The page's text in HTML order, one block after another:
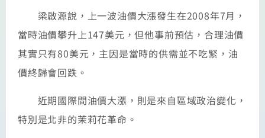
梁啟源說，上一波油價大漲發生在2008年7月，
當時油價攀升上147美元，但他事前預估，合理油價
其實只有80美元，主因是當時的供需並不吃緊，油
價終歸會回跌。
近期國際間油價大漲，則是來自區域政治變化，
特別是北非的茉莉花革命。